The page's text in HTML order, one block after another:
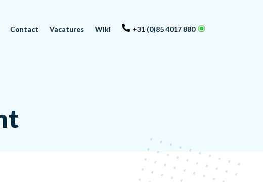
Contact Vacatures Wiki +31 (0)85 4017 880